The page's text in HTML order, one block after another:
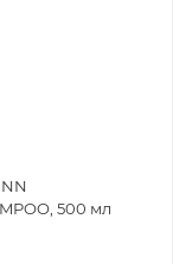
500 мл